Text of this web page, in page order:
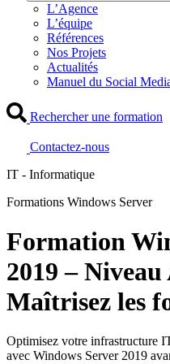
L’Agence
L’équipe
Références
Nos Projets
Actualités
Manuel du Social
Rechercher une formation
Contactez-nous
IT - Informatique
Formations Windows Server
Formation
2019 – Niveau
Maîtrisez les
Optimisez votre infrastructure
avec Windows Server 2019